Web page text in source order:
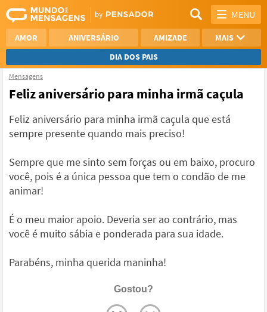
MENU
AMOR ANIVERSÁRIO AMIZADE
MAIS
DIA DOS PAIS
REFLEXÃO
AGRADECIMENTO
NAMORO
VER TODAS
Mensagens
Feliz aniversário para minha irmã caçula
Feliz aniversário para minha irmã caçula que está
sempre presente quando mais preciso!
Sempre que me sinto sem forças ou em baixo, procuro
você, pois é a única pessoa que tem o condão de me
animar!
É o meu maior apoio. Deveria ser ao contrário, mas
você é muito sábia e ponderada para sua idade.
Parabéns, minha querida maninha!
Gostou?